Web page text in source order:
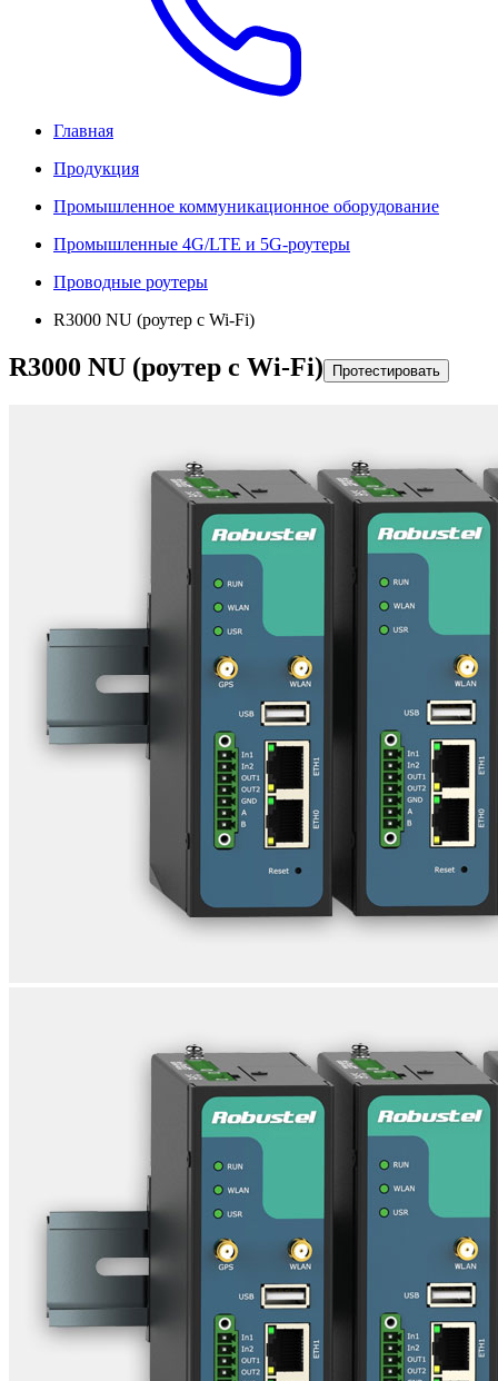
Главная
Продукция
Промышленное коммуникационное оборудование
Промышленные 4G/LTE и 5G-роутеры
Проводные роутеры
R3000 NU (роутер с Wi-Fi)
R3000 NU (роутер с Wi-Fi) Протестировать